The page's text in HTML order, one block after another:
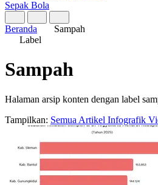
Harga Emas
Sepak Bola
Beranda
Sampah
Semua ArtikelInfografik